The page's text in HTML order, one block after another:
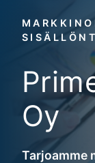
Oy
Tarjoamme